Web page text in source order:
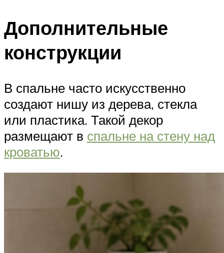
Дополнительные
конструкции
В спальне часто искусственно
создают нишу из дерева, стекла
или пластика. Такой декор
размещают в спальне на стену над
кроватью.